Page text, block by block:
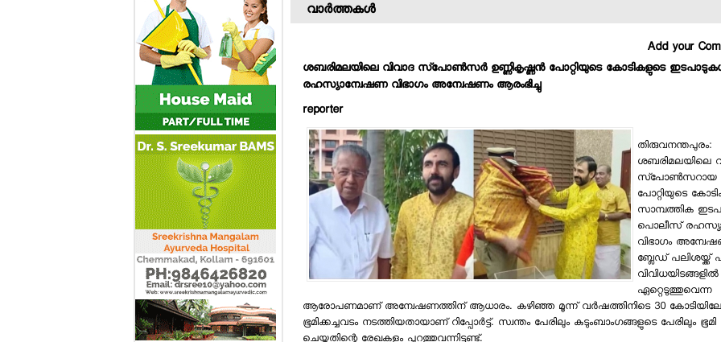
വാര്‍ത്തകള്‍
Add your
ശബരിമലയിലെ വിവാദ സ്പോണ്‍സര്‍ ഉണ്ണികൃഷ്ണന്‍ പോറ്റിയുടെ കോടികളുടെ
രഹസ്യാന്വേഷണ വിഭാഗം അന്വേഷണം ആരംഭിച്ചു
reporter
തിരുവനന്തപുരം:
ശബരിമലയിലെ
സ്പോണ്‍സറായ
പോറ്റിയുടെ
സാമ്പത്തിക
പൊലീസ്
വിഭാഗം
ബ്ലേഡ്
വിവിധയിടങ്ങളില്‍
ഏറ്റെടുത്തുവെന്ന
ആരോപണമാണ് അന്വേഷണത്തിന് ആധാരം. കഴിഞ്ഞ മൂന്ന് വര്‍ഷത്തിനിടെ 30
ഭൂമിക്കച്ചവടം നടത്തിയതായാണ് റിപ്പോര്‍ട്ട്. സ്വന്തം പേരിലും കുടുംബാംഗങ്ങളുടെ പേരിലും ഭൂമി